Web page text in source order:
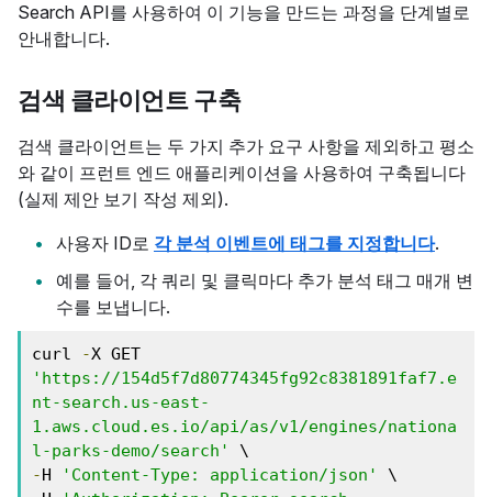
Search API를 사용하여 이 기능을 만드는 과정을 단계별로
안내합니다.
검색 클라이언트 구축
검색 클라이언트는 두 가지 추가 요구 사항을 제외하고 평소
와 같이 프런트 엔드 애플리케이션을 사용하여 구축됩니다
(실제 제안 보기 작성 제외).
사용자 ID로 각 분석 이벤트에 태그를 지정합니다.
예를 들어, 각 쿼리 및 클릭마다 추가 분석 태그 매개 변
수를 보냅니다.
curl -
'https://154d5f7d80774345fg92c8381891faf7.e
nt-search.us-east-
1.aws.cloud.es.io/api/as/v1/engines/nationa
l-parks-demo/search'
-H 'Content-Type: application/json'